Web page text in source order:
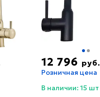
12 796 руб.
Розничная цена
В наличии: 15 шт